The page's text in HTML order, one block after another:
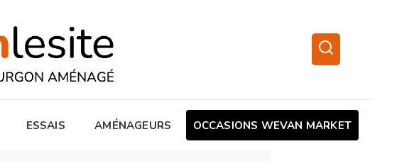
ESSAIS AMÉNAGEURS OCCASIONS WEVAN MARKET